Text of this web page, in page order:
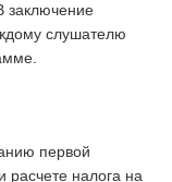
заключение
слушателю
первой
налога на